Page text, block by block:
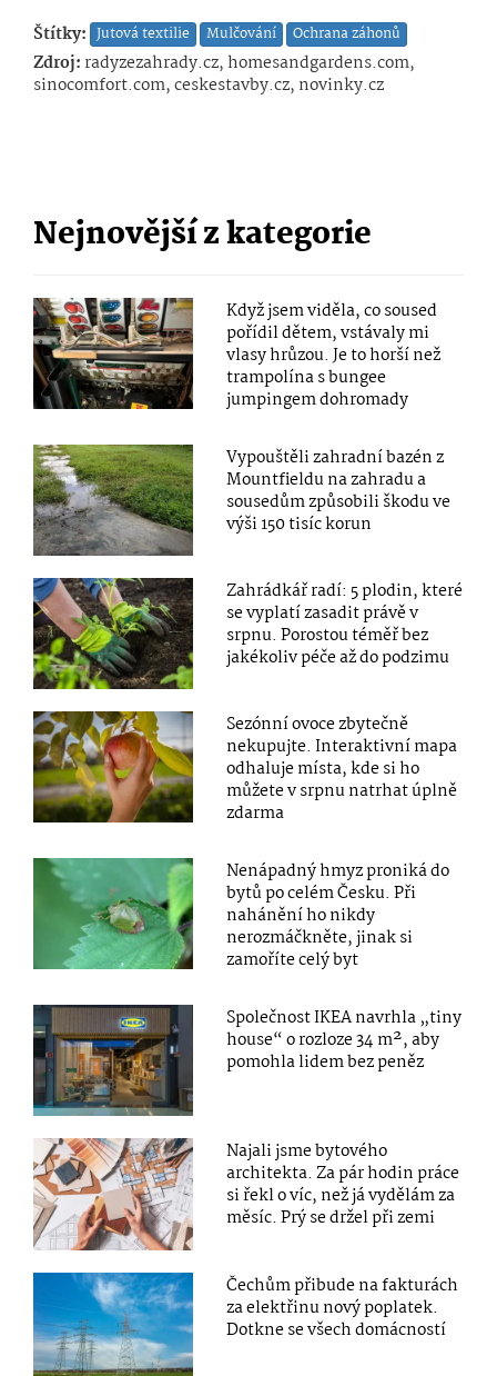
Štítky: Jutová textilie Mulčování Ochrana záhonů
Zdroj:radyzezahrady.cz, homesandgardens.com,
sinocomfort.com, ceskestavby.cz, novinky.cz
Nejnovější z kategorie
Když jsem viděla, co soused
pořídil dětem, vstávaly mi
vlasy hrůzou. Je to horší než
trampolína s bungee
jumpingem dohromady
Vypouštěli zahradní bazén z
Mountfieldu na zahradu a
sousedům způsobili škodu ve
výši 150 tisíc korun
Zahrádkář radí: 5 plodin, které
se vyplatí zasadit právě v
srpnu. Porostou téměř bez
jakékoliv péče až do podzimu
Sezónní ovoce zbytečně
nekupujte. Interaktivní mapa
odhaluje místa, kde si ho
můžete v srpnu natrhat úplně
zdarma
Nenápadný hmyz proniká do
bytů po celém Česku. Při
nahánění ho nikdy
nerozmáčkněte, jinak si
zamoříte celý byt
Společnost IKEA navrhla „tiny
house“ o rozloze 34 m², aby
pomohla lidem bez peněz
Najali jsme bytového
architekta. Za pár hodin práce
si řekl o víc, než já vydělám za
měsíc. Prý se držel při zemi
Čechům přibude na fakturách
za elektřinu nový poplatek.
Dotkne se všech domácností